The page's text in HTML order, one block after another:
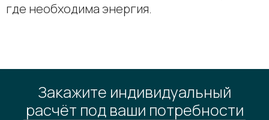
где необходима энергия.
Закажите индивидуальный
расчёт под ваши потребности